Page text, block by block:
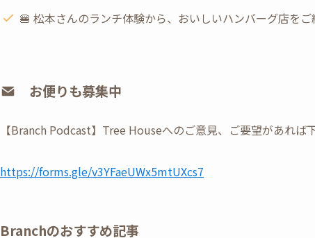
🍔 松本さんのランチ体験から、おいしいハンバーグ店をご
お便りも募集中
【Branch Podcast】Tree Houseへのご意見、ご要望があれば
⁠https://forms.gle/v3YFaeUWx5mtUXcs7
Branchのおすすめ記事